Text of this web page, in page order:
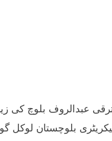
بلوچستان لوکل